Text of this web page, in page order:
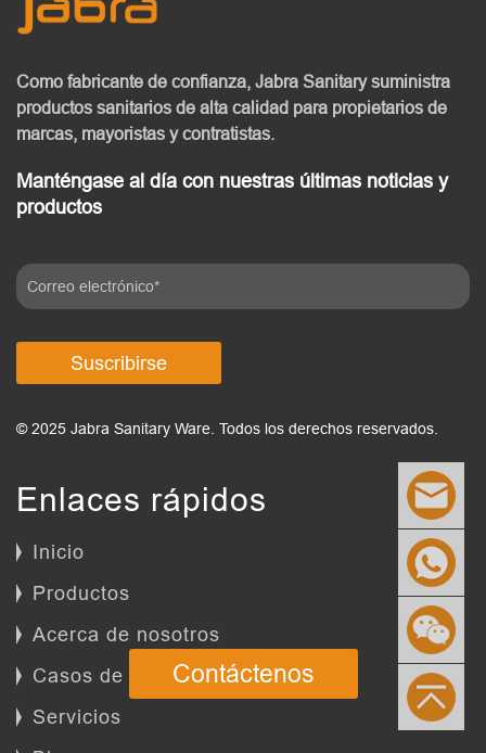
Como fabricante de confianza, Jabra Sanitarysuministra
productos sanitarios de alta calidad para propietarios de
marcas, mayoristas y contratistas.
Manténgase al día con nuestras últimas noticias y
productos
Suscribirse
© 2025 Jabra Sanitary Ware. Todos los derechos reservados.
Enlaces rápidos
Inicio
Productos
Acerca de nosotros
Casos de éxito
Servicios
Contáctenos